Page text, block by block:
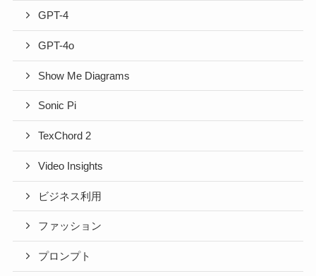
GPT-4
GPT-4o
Show Me Diagrams
Sonic Pi
TexChord 2
Video Insights
ビジネス利用
ファッション
プロンプト